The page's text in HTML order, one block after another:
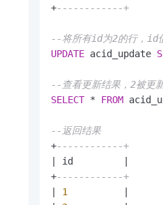
+------------+
--将所有id为2的行，id
UPDATE acid_update
--查看更新结果，2被更新
SELECT * FROM
--返回结果
+------------+
id
+------------+
1